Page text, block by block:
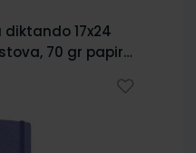
17x24
70 gr papir